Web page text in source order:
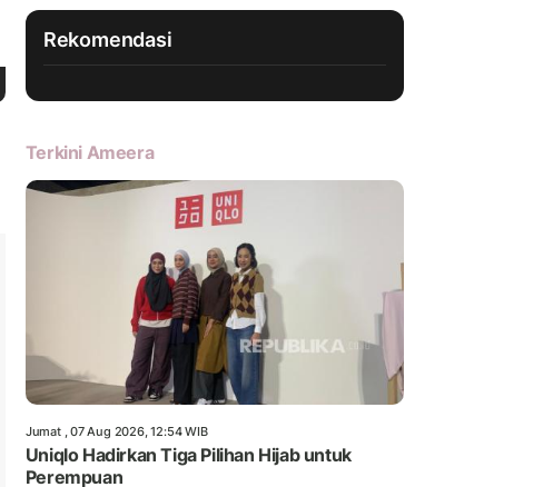
Rekomendasi
Terkini Ameera
Jumat , 07 Aug 2026, 12:54 WIB
Uniqlo Hadirkan Tiga Pilihan Hijab untuk
Perempuan